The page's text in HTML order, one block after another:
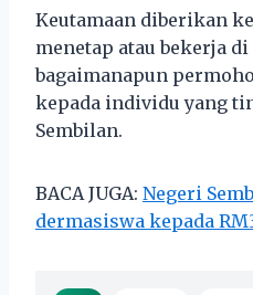
Keutamaan diberikan
menetap atau bekerja di
bagaimanapun
kepada individu yang
Sembilan.
BACA JUGA: Negeri
dermasiswa kepada